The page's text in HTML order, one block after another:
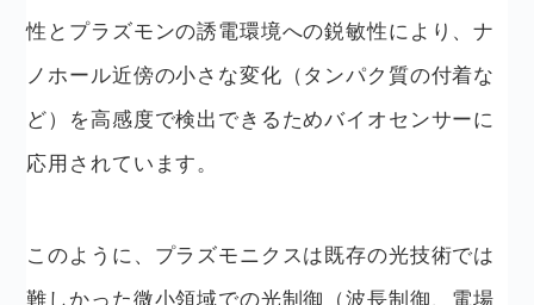
性とプラズモンの誘電環境への鋭敏性により、ナ
ノホール近傍の小さな変化（タンパク質の付着な
ど）を高感度で検出できるためバイオセンサーに
応用されています。
このように、プラズモニクスは既存の光技術では
難しかった微小領域での光制御（波長制御、電場